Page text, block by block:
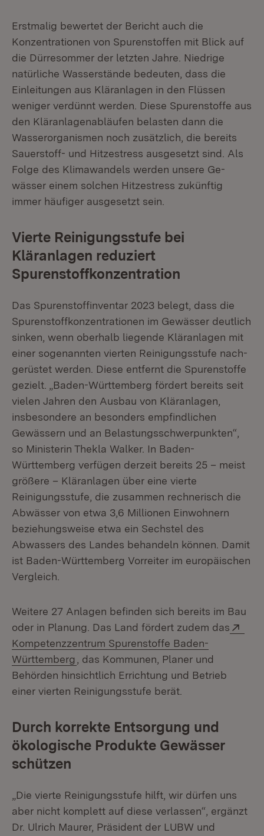
Erstmalig bewertet der Bericht auch die
Konzentrationen von Spurenstoffen mit Blick auf
die Dürresommer der letzten Jahre. Niedrige
natürliche Wasserstände bedeuten, dass die
Einleitungen aus Kläranlagen in den Flüssen
weniger verdünnt werden. Diese Spurenstoffe aus
den Kläranlagenabläufen belasten dann die
Wasserorganismen noch zusätzlich, die bereits
Sauerstoff- und Hitzestress ausgesetzt sind. Als
Folge des Klimawandels werden unsere Ge­
wässer einem solchen Hitzestress zukünftig
immer häufiger ausgesetzt sein.
Vierte Reinigungsstufe bei
Kläranlagen reduziert
Spurenstoffkonzentration
Das Spurenstoffinventar 2023 belegt, dass die
Spuren­stoffkonzentrationen im Gewässer deutlich
sinken, wenn oberhalb liegende Kläranlagen mit
einer sogenannten vierten Reinigungsstufe nach­
gerüstet werden. Diese entfernt die Spurenstoffe
gezielt. „Baden-Württemberg fördert bereits seit
vielen Jahren den Ausbau von Kläranlagen,
insbesondere an besonders empfindlichen
Gewässern und an Belastungsschwerpunkten“,
so Ministerin Thekla Walker. In Baden-
Württemberg verfügen derzeit bereits 25 – meist
größere – Kläranlagen über eine vierte
Reinigungsstufe, die zusammen rechnerisch die
Abwässer von etwa 3,6 Millionen Einwohnern
beziehungsweise etwa ein Sechstel des
Abwassers des Landes behandeln können. Damit
ist Baden-Württemberg Vorreiter im europäischen
Vergleich.
Weitere 27 Anlagen befinden sich bereits im Bau
oder in Planung. Das Land fördert zudem das
Kompetenzzentrum Spurenstoffe Baden-
Württemberg (Öffnet in neuem Fenster)
, das Kommunen, Planer und
Behörden hinsichtlich Errichtung und Betrieb
einer vierten Reinigungsstufe berät.
Durch korrekte Entsorgung und
ökologische Produkte Gewässer
schützen
„Die vierte Reinigungsstufe hilft, wir dürfen uns
aber nicht komplett auf diese verlassen“, ergänzt
Dr. Ulrich Maurer, Präsident der LUBW und